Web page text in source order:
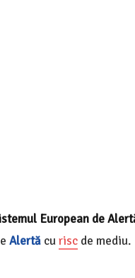
European de
Alertă curisc de mediu.